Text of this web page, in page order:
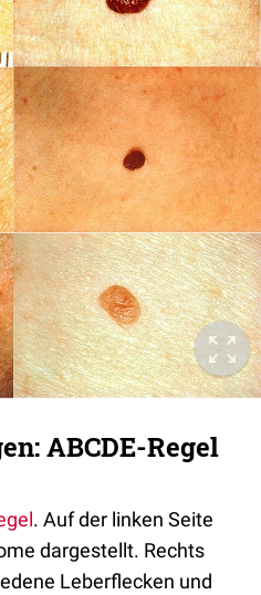
ABCDE-Regel
. Auf der linken Seite
dargestellt. Rechts
Leberflecken und